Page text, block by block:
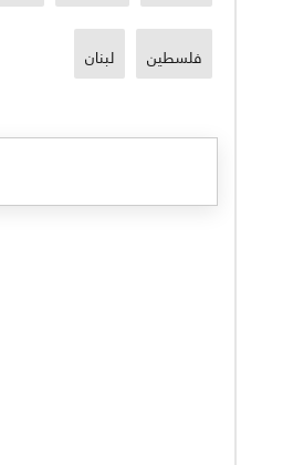
فلسطين لبنان